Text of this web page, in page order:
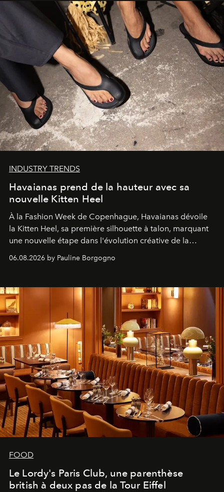
INDUSTRY TRENDS
Havaianas prend de la hauteur avec sa
nouvelle Kitten Heel
À la Fashion Week de Copenhague, Havaianas dévoile
la Kitten Heel, sa première silhouette à talon, marquant
une nouvelle étape dans l'évolution créative de la
06.08.2026 by Pauline Borgogno
FOOD
Le Lordy's Paris Club, une parenthèse
british à deux pas de la Tour Eiffel